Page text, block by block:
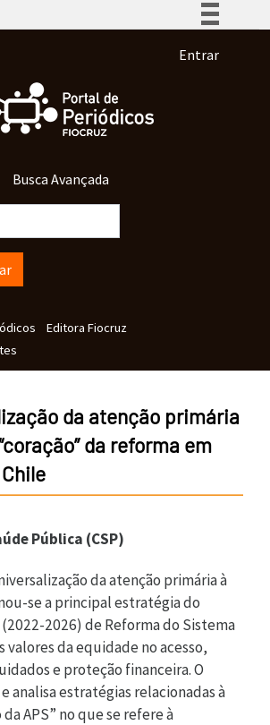
Participe
Acesso à informação
Menu de
Entrar
Busca Avançada
principal
Editora Fiocruz
da atenção primária
da reforma em
Pública (CSP)
da atenção primária à
se a principal estratégia do
2026) de Reforma do Sistema
valores da equidade no acesso,
e proteção financeira. O
analisa estratégias relacionadas à
APS” no que se refere à